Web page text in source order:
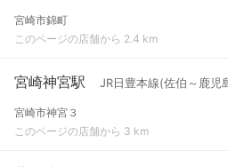
宮崎市錦町
このページの店舗から 2.4 km
宮崎神宮駅 JR日豊本線(佐伯～鹿児
宮崎市神宮３
このページの店舗から 3 km